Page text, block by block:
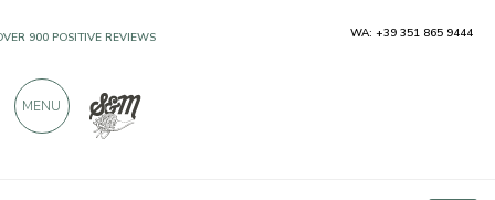
900 POSITIVE REVIEWS WA: +39 351 865 9444
MENU